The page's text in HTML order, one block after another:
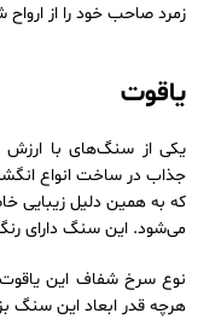
زمرد صاحب خود را از
یاقوت
یکی از سنگ‌های با
جذاب در ساخت انواع
که به همین دلیل زیبایی
می‌شود. این سنگ دارای
نوع سرخ شفاف این
هرچه قدر ابعاد این سنگ